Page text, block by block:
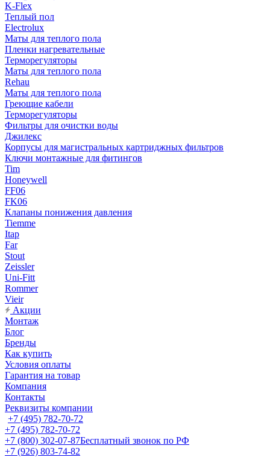
K-Flex
Теплый пол
Electrolux
Маты для теплого пола
Пленки нагревательные
Терморегуляторы
Маты для теплого пола
Rehau
Маты для теплого пола
Греющие кабели
Терморегуляторы
Фильтры для очистки воды
Джилекс
Корпусы для магистральных картриджных фильтров
Ключи монтажные для фитингов
Tim
Honeywell
FF06
FK06
Клапаны понижения давления
Tiemme
Itap
Far
Stout
Zeissler
Uni-Fitt
Rommer
Vieir
Акции
Монтаж
Блог
Бренды
Как купить
Условия оплаты
Гарантия на товар
Компания
Контакты
Реквизиты компании
+7 (495) 782-70-72
+7 (495) 782-70-72
+7 (800) 302-07-87Бесплатный звонок по РФ
+7 (926) 803-74-82